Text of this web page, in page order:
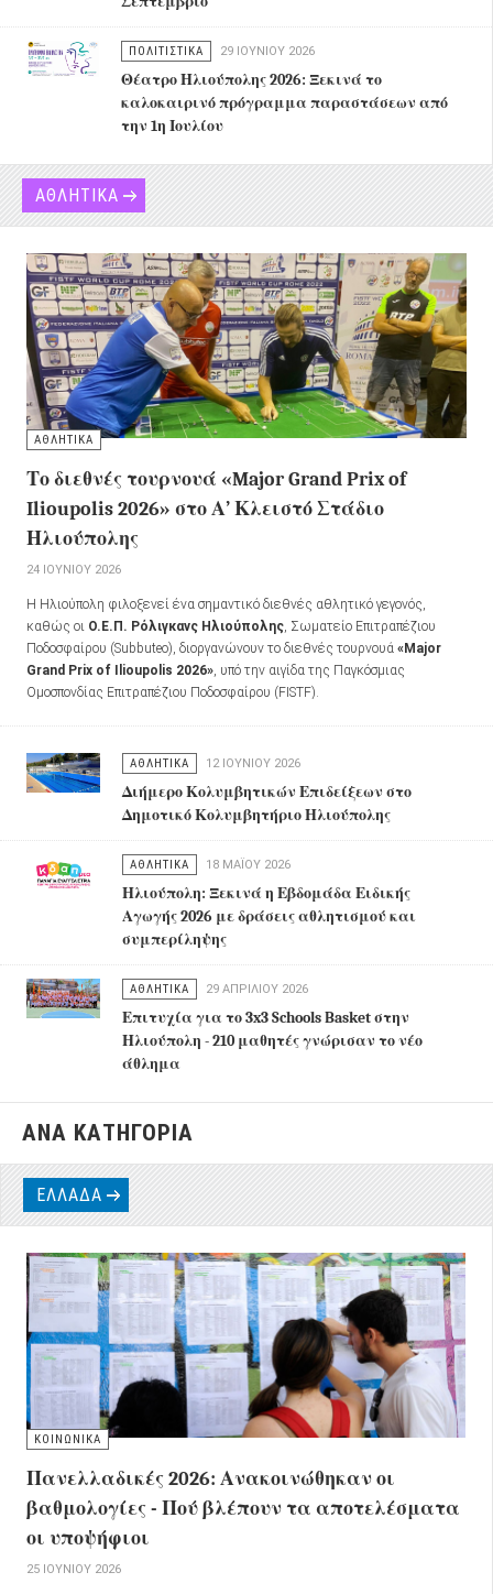
ΠΟΛΙΤΙΣΤΙΚΑ 29 ΙΟΥΝΊΟΥ 2026
Θέατρο Ηλιούπολης 2026: Ξεκινά το
καλοκαιρινό πρόγραμμα παραστάσεων από
την 1η Ιουλίου
ΑΘΛΗΤΙΚΑ
ΑΘΛΗΤΙΚΑ
Το διεθνές τουρνουά «Major Grand Prix of
Ilioupolis 2026» στο Α’ Κλειστό Στάδιο
Ηλιούπολης
24 ΙΟΥΝΊΟΥ 2026
Η Ηλιούπολη φιλοξενεί ένα σημαντικό διεθνές αθλητικό γεγονός,
καθώς οι Ο.Ε.Π. Ρόλιγκανς Ηλιούπολης , Σωματείο Επιτραπέζιου
Ποδοσφαίρου (Subbuteo), διοργανώνουν το διεθνές τουρνουά «Major
Grand Prix of Ilioupolis 2026» , υπό την αιγίδα της Παγκόσμιας
Ομοσπονδίας Επιτραπέζιου Ποδοσφαίρου (FISTF).
ΑΘΛΗΤΙΚΑ 12 ΙΟΥΝΊΟΥ 2026
Διήμερο Κολυμβητικών Επιδείξεων στο
Δημοτικό Κολυμβητήριο Ηλιούπολης
ΑΘΛΗΤΙΚΑ 18 ΜΑΪ́ΟΥ 2026
Ηλιούπολη: Ξεκινά η Εβδομάδα Ειδικής
Αγωγής 2026 με δράσεις αθλητισμού και
συμπερίληψης
ΑΘΛΗΤΙΚΑ 29 ΑΠΡΙΛΊΟΥ 2026
Επιτυχία για το 3x3 Schools Basket στην
Ηλιούπολη - 210 μαθητές γνώρισαν το νέο
άθλημα
ΑΝΑ ΚΑΤΗΓΟΡΙΑ
ΕΛΛΑΔΑ
ΚΟΙΝΩΝΙΚΑ
Πανελλαδικές 2026: Ανακοινώθηκαν οι
βαθμολογίες - Πού βλέπουν τα αποτελέσματα
οι υποψήφιοι
25 ΙΟΥΝΊΟΥ 2026